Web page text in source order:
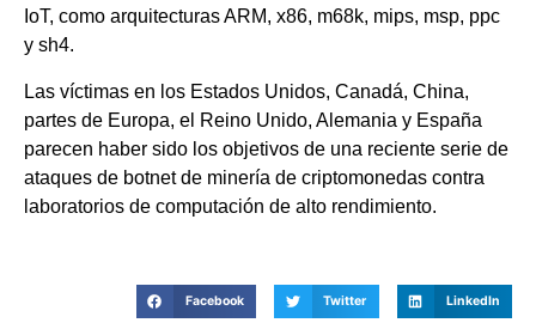
IoT, como arquitecturas ARM, x86, m68k, mips, msp, ppc
y sh4.
Las víctimas en los Estados Unidos, Canadá, China,
partes de Europa, el Reino Unido, Alemania y España
parecen haber sido los objetivos de una reciente serie de
ataques de botnet de minería de criptomonedas contra
laboratorios de computación de alto rendimiento.
Facebook Twitter LinkedIn